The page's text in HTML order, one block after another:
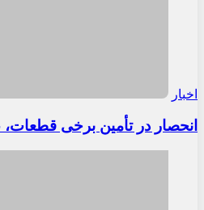
اخبار
انحصار در تأمین برخی